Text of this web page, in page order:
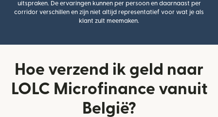
uitspraken. De ervaringen kunnen per persoon en daarnaast per
corridor verschillen en zijn niet altijd representatief voor wat je als
klant zult meemaken.
Hoe verzend ik geld naar
LOLC Microfinance vanuit
België?